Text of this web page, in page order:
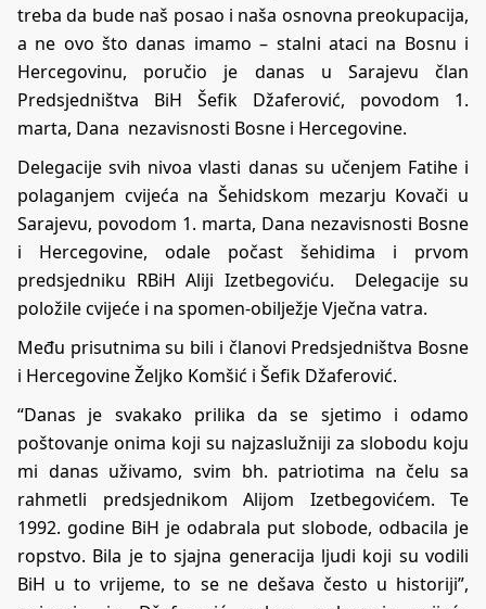
treba da bude naš posao i naša osnovna preokupacija,
a ne ovo što danas imamo – stalni ataci na Bosnu i
Hercegovinu, poručio je danas u Sarajevu član
Predsjedništva BiH Šefik Džaferović, povodom 1.
marta, Dana nezavisnosti Bosne i Hercegovine.
Delegacije svih nivoa vlasti danas su učenjem Fatihe i
polaganjem cvijeća na Šehidskom mezarju Kovači u
Sarajevu, povodom 1. marta, Dana nezavisnosti Bosne
i Hercegovine, odale počast šehidima i prvom
predsjedniku RBiH Aliji Izetbegoviću. Delegacije su
položile cvijeće i na spomen-obilježje Vječna vatra.
Među prisutnima su bili i članovi Predsjedništva Bosne
i Hercegovine Željko Komšić i Šefik Džaferović.
“Danas je svakako prilika da se sjetimo i odamo
poštovanje onima koji su najzaslužniji za slobodu koju
mi danas uživamo, svim bh. patriotima na čelu sa
rahmetli predsjednikom Alijom Izetbegovićem. Te
1992. godine BiH je odabrala put slobode, odbacila je
ropstvo. Bila je to sjajna generacija ljudi koji su vodili
BiH u to vrijeme, to se ne dešava često u historiji”,